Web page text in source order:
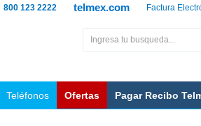
Factura
telmex.com
800 123 2222
Teléfonos Ofertas Pagar Recibo